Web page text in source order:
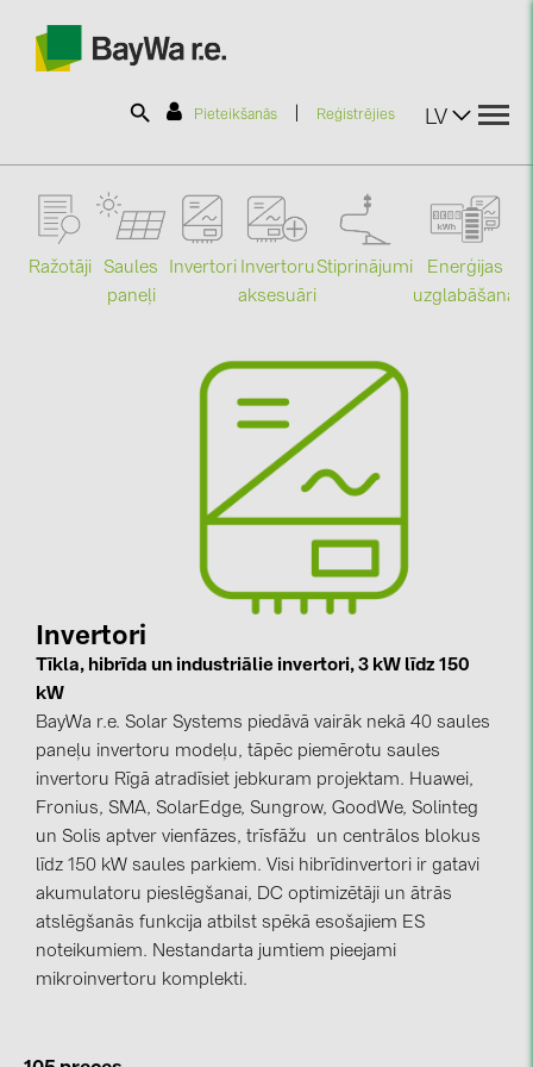
Pieteikšanās Reģistrējies LV
SOLAR-PLANIT
KATEGORIJAS
Saules paneļi (19)
Invertori (105)
Invertoru aksesuāri (84)
Enerģijas uzglabāšana (71)
E-Mobilitāte (19)
Instalācijas (87)
RAŽOTĀJI
ABB (21)
Ražotāji
Saules
paneļi
Invertori Invertoru
aksesuāri
Stiprinājumi
Enerģijas
uzglabāšana
Invertori
Tīkla, hibrīda un industriālie invertori, 3 kW līdz 150
kW
BayWa r.e. Solar Systems piedāvā vairāk nekā 40 saules
paneļu invertoru modeļu, tāpēc piemērotu saules
invertoru Rīgā atradīsiet jebkuram projektam. Huawei,
Fronius, SMA, SolarEdge, Sungrow, GoodWe, Solinteg
un Solis aptver vienfāzes, trīsfāžu un centrālos blokus
līdz 150 kW saules parkiem. Visi hibrīdinvertori ir gatavi
akumulatoru pieslēgšanai, DC optimizētāji un ātrās
atslēgšanās funkcija atbilst spēkā esošajiem ES
noteikumiem. Nestandarta jumtiem pieejami
mikroinvertoru komplekti.